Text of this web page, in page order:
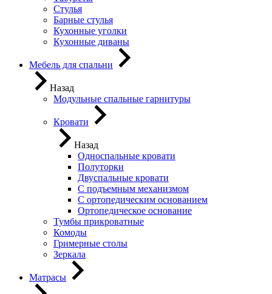
Стулья
Барные стулья
Кухонные уголки
Кухонные диваны
Мебель для спальни
Назад
Модульные спальные гарнитуры
Кровати
Назад
Односпальные кровати
Полуторки
Двуспальные кровати
С подъемным механизмом
С ортопедическим основанием
Ортопедическое основание
Тумбы прикроватные
Комоды
Гримерные столы
Зеркала
Матрасы